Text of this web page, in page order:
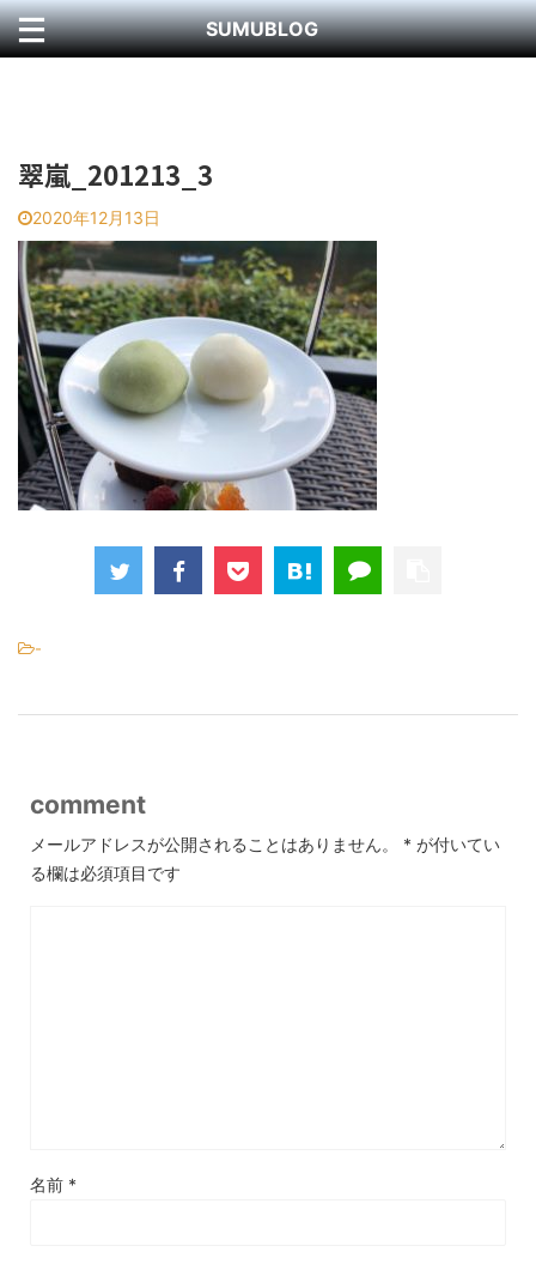
SUMUBLOG
翠嵐_201213_3
2020年12月13日
-
comment
メールアドレスが公開されることはありません。 * が付いてい
る欄は必須項目です
名前 *